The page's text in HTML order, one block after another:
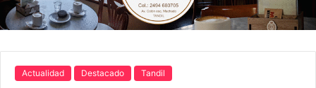
Actualidad Destacado Tandil